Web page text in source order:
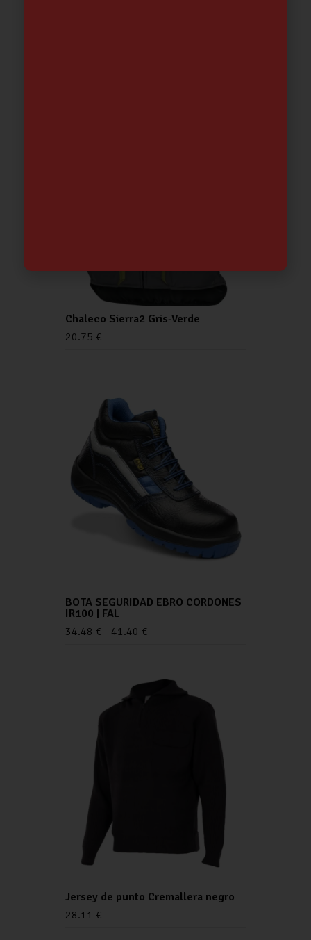
Chaleco Sierra2 Gris-Verde
20.75 €
BOTA SEGURIDAD EBRO CORDONES
IR100 | FAL
34.48 € - 41.40 €
Jersey de punto Cremallera negro
28.11 €